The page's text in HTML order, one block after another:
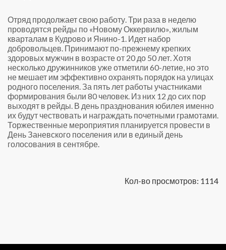
Отряд продолжает свою работу. Три раза в неделю
проводятся рейды по «Новому Оккервилю», жилым
кварталам в Кудрово и Янино-1. Идет набор
добровольцев. Принимают по-прежнему крепких
здоровых мужчин в возрасте от 20 до 50 лет. Хотя
несколько дружинников уже отметили 60-летие, но это
не мешает им эффективно охранять порядок на улицах
родного поселения. За пять лет работы участниками
формирования были 80 человек. Из них 12 до сих пор
выходят в рейды. В день празднования юбилея именно
их будут чествовать и награждать почетными грамотами.
Торжественные мероприятия планируется провести в
День Заневского поселения или в единый день
голосования в сентябре.
Кол-во просмотров: 1114